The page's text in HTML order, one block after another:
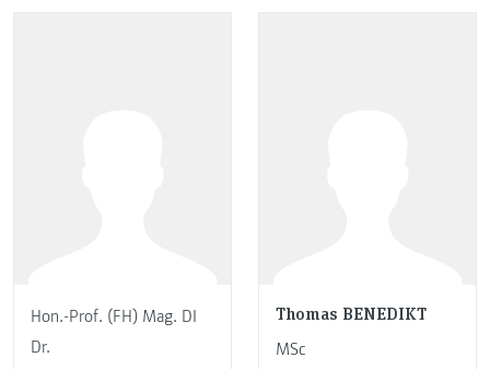
Hon.-Prof. (FH) Mag. DI
Dr.
Thomas BENEDIKT
MSc